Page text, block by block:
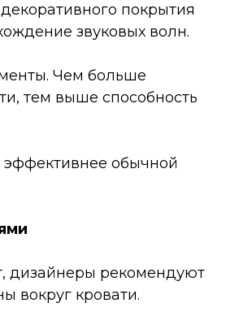
покрытия
звуковых волн.
Чем больше
тем выше способность
эффективнее обычной
дизайнеры рекомендуют
вокруг кровати.